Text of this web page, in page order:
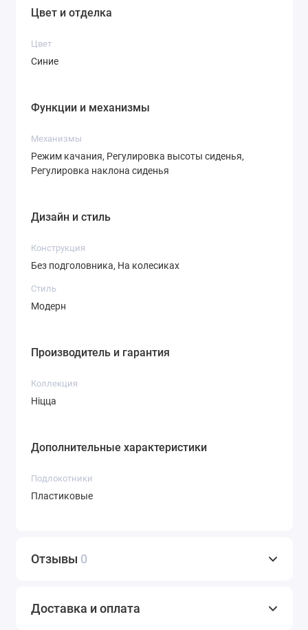
Цвет и отделка
Цвет
Синие
Функции и механизмы
Механизмы
Режим качания, Регулировка высоты сиденья,
Регулировка наклона сиденья
Дизайн и стиль
Конструкция
Без подголовника, На колесиках
Стиль
Модерн
Производитель и гарантия
Коллекция
Ніцца
Дополнительные характеристики
Подлокотники
Пластиковые
Отзывы 0
Доставка и оплата